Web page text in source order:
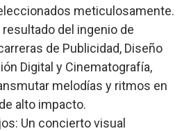
meticulosamente.
del ingenio de
de Publicidad, Diseño
Digital y Cinematografía,
melodías y ritmos en
alto impacto.
Un concierto visual